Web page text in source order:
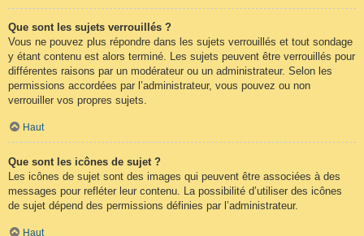
Que sont les sujets verrouillés ?
Vous ne pouvez plus répondre dans les sujets verrouillés et tout sondage
y étant contenu est alors terminé. Les sujets peuvent être verrouillés pour
différentes raisons par un modérateur ou un administrateur. Selon les
permissions accordées par l’administrateur, vous pouvez ou non
verrouiller vos propres sujets.
Haut
Que sont les icônes de sujet ?
Les icônes de sujet sont des images qui peuvent être associées à des
messages pour refléter leur contenu. La possibilité d’utiliser des icônes
de sujet dépend des permissions définies par l’administrateur.
Haut